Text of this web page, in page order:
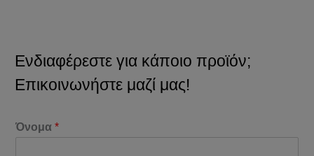
Ενδιαφέρεστε για κάποιο προϊόν;
Επικοινωνήστε μαζί μας!
Όνομα*